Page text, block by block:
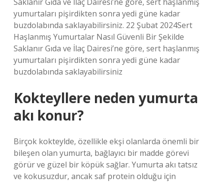
yumurtaları pişirdikten sonra yedi güne kadar
buzdolabında saklayabilirsiniz. 22 Şubat 2024Sert
Haşlanmış Yumurtalar Nasıl Güvenli Bir Şekilde
Saklanır Gıda ve İlaç Dairesi’ne göre, sert haşlanmış
yumurtaları pişirdikten sonra yedi güne kadar
buzdolabında saklayabilirsiniz
Kokteyllere neden yumurta
akı konur?
Birçok kokteylde, özellikle ekşi olanlarda önemli bir
bileşen olan yumurta, bağlayıcı bir madde görevi
görür ve güzel bir köpük sağlar. Yumurta akı tatsız
ve kokusuzdur, ancak saf protein olduğu için